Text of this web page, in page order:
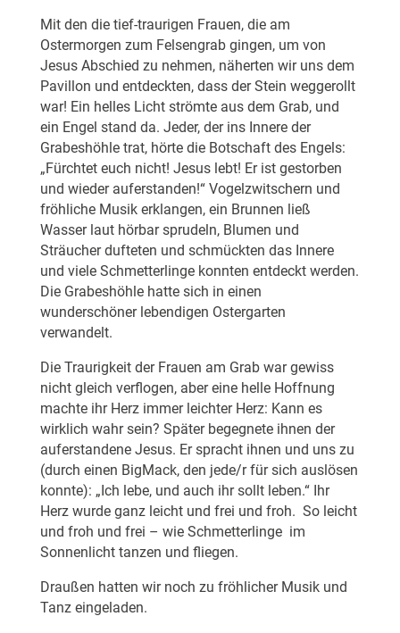
Mit den die tief-traurigen Frauen, die am
Ostermorgen zum Felsengrab gingen, um von
Jesus Abschied zu nehmen, näherten wir uns dem
Pavillon und entdeckten, dass der Stein weggerollt
war! Ein helles Licht strömte aus dem Grab, und
ein Engel stand da. Jeder, der ins Innere der
Grabeshöhle trat, hörte die Botschaft des Engels:
„Fürchtet euch nicht! Jesus lebt! Er ist gestorben
und wieder auferstanden!“ Vogelzwitschern und
fröhliche Musik erklangen, ein Brunnen ließ
Wasser laut hörbar sprudeln, Blumen und
Sträucher dufteten und schmückten das Innere
und viele Schmetterlinge konnten entdeckt werden.
Die Grabeshöhle hatte sich in einen
wunderschöner lebendigen Ostergarten
verwandelt.
Die Traurigkeit der Frauen am Grab war gewiss
nicht gleich verflogen, aber eine helle Hoffnung
machte ihr Herz immer leichter Herz: Kann es
wirklich wahr sein? Später begegnete ihnen der
auferstandene Jesus. Er spracht ihnen und uns zu
(durch einen BigMack, den jede/r für sich auslösen
konnte): „Ich lebe, und auch ihr sollt leben.“ Ihr
Herz wurde ganz leicht und frei und froh. So leicht
und froh und frei – wie Schmetterlinge im
Sonnenlicht tanzen und fliegen.
Draußen hatten wir noch zu fröhlicher Musik und
Tanz eingeladen.